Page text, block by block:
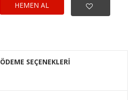
HEMEN AL
ÖDEME SEÇENEKLERİ